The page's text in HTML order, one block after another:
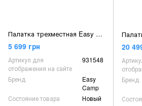
Палатка трехместная Easy Camp Setesdal 3 (120477)
5 699 грн
Артикул для
отображения на сайте
931548
Бренд
Easy
Camp
Состояние товара
Новый
20
Бренд